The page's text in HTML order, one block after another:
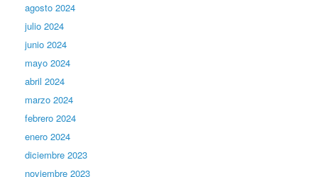
agosto 2024
julio 2024
junio 2024
mayo 2024
abril 2024
marzo 2024
febrero 2024
enero 2024
diciembre 2023
noviembre 2023